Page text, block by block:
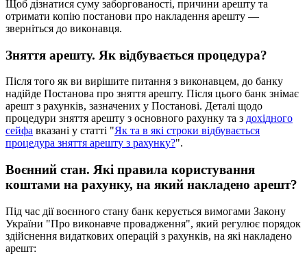
Щоб дізнатися суму заборгованості, причини арешту та
отримати копію постанови про накладення арешту —
зверніться до виконавця.
Зняття арешту. Як відбувається процедура?
Після того як ви вирішите питання з виконавцем, до банку
надійде Постанова про зняття арешту. Після цього банк знімає
арешт з рахунків, зазначених у Постанові. Деталі щодо
процедури зняття арешту з основного рахунку та з дохідного
сейфа вказані у статті "Як та в які строки відбувається
процедура зняття арешту з рахунку?".
Воєнний стан. Які правила користування
коштами на рахунку, на який накладено арешт?
Під час дії воєнного стану банк керується вимогами Закону
України "Про виконавче провадження", який регулює порядок
здійснення видаткових операцій з рахунків, на які накладено
арешт: